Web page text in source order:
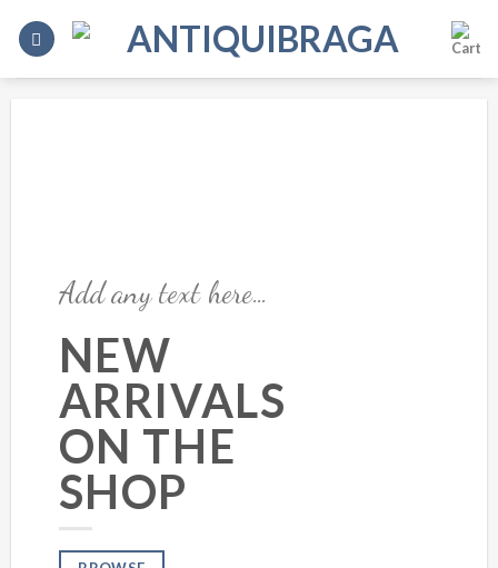
Add any text here…
NEW
ARRIVALS
ON THE
SHOP